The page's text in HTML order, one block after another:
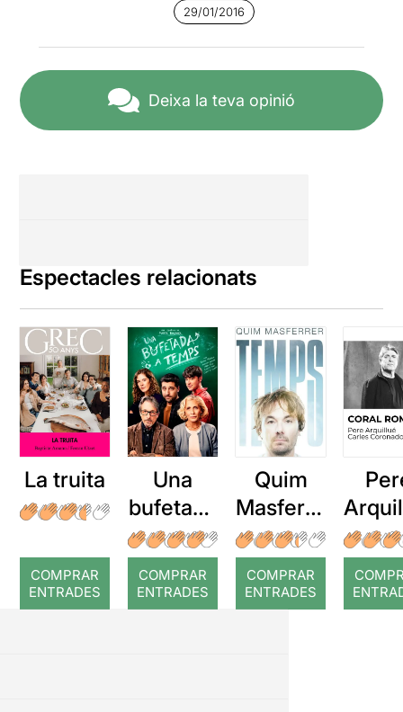
29/01/2016
Deixa la teva opinió
Espectacles relacionats
La truita
COMPRAR
ENTRADES
Una
bufetada
a temps
COMPRAR
ENTRADES
Quim
Masferre
r: Temps
COMPRAR
ENTRADES
: